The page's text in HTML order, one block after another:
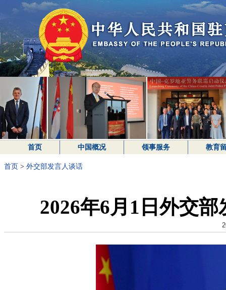
首页 中国概况 领事服务 教育
首页 > 外交部发言人谈话
2026年6月1日外交